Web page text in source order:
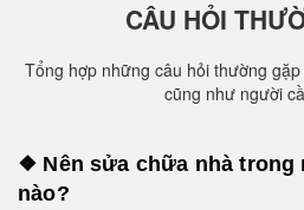
CÂU HỎI
Tổng hợp những câu hỏi thường
cũng như người
❖ Nên sửa chữa nhà
nào?